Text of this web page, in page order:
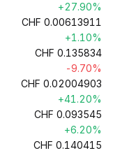
+27.90%
CHF 0.00613911
+1.10%
CHF 0.135834
-9.70%
CHF 0.02004903
+41.20%
CHF 0.093545
+6.20%
CHF 0.140415